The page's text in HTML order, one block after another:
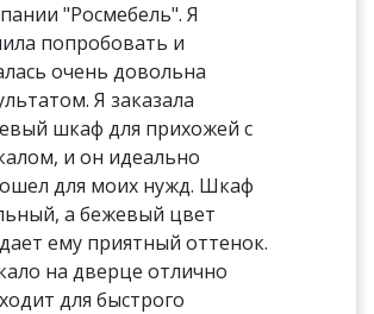
"Росмебель". Я
попробовать и
очень довольна
Я заказала
шкаф для прихожей с
и он идеально
для моих нужд. Шкаф
а бежевый цвет
ему приятный оттенок.
на дверце отлично
для быстрого